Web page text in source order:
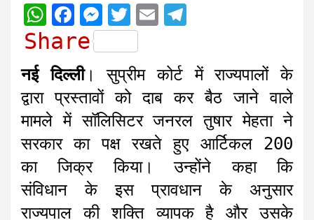
W
h
a
t
s
A
p
p
F
a
c
e
b
o
o
k
M
e
s
s
e
n
g
e
r
T
w
i
t
t
e
r
E
a
i
l
l
e
g
r
a
m
Share
नई दिल्ली। सुप्रीम कोर्ट में राज्यपालों के
द्वारा प्रस्तावों को दाब कर बैठ जाने वाले
मामले में सॉलिसिटर जनरल तुषार मेहता ने
सरकार का पक्ष रखते हुए आर्टिकल 200
का जिक्र किया। उन्होंने कहा कि
संविधान के इस प्रावधान के अनुसार
राज्यपाल की शक्ति व्यापक है और उसके